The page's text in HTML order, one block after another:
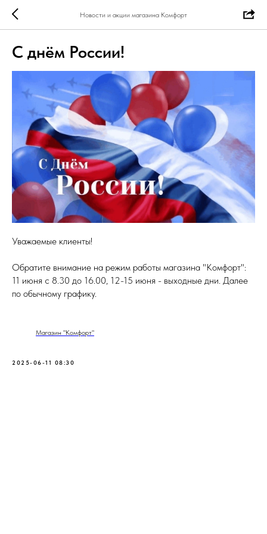
Новости и акции магазина Комфорт
С днём России!
Уважаемые клиенты!
Обратите внимание на режим работы магазина "Комфорт":
11 июня c 8.30 до 16.00, 12-15 июня - выходные дни. Далее
по обычному графику.
Магазин "Комфорт"
2025-06-11 08:30